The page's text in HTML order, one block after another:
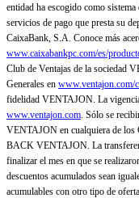
entidad ha escogido como
servicios de pago que presta su
CaixaBank, S.A. Conoce más
www.caixabankpc.com/es/
Club de Ventajas de la sociedad
Generales en www.ventajon.com/
fidelidad VENTAJON. La
www.ventajon.com. Sólo se
VENTAJON en cualquiera de los
BACK VENTAJON. La
finalizar el mes en que se
descuentos acumulados sean
acumulables con otro tipo de